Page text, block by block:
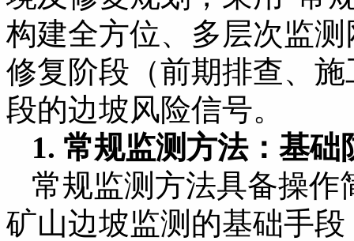
构建全方位、多层次监
修复阶段（前期排查、
段的边坡风险信号。
1. 常规监测方法：基
常规监测方法具备操作
矿山边坡监测的基础手